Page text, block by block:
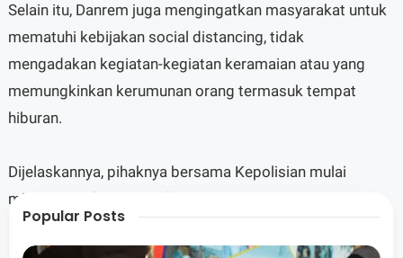
Selain itu, Danrem juga mengingatkan masyarakat untuk
mematuhi kebijakan social distancing, tidak
mengadakan kegiatan-kegiatan keramaian atau yang
memungkinkan kerumunan orang termasuk tempat
hiburan.
Dijelaskannya, pihaknya bersama Kepolisian mulai
minggu lalu (Jumat, red) secara serentak sudah
melakukan sosialisasi keliling menggunakan pengeras
suara dan membagikan selebaran tentang pencegahan
Popular Posts